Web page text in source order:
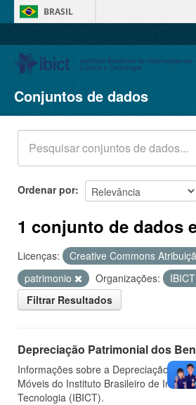
BRASIL
Conjuntos de dados
Organizações
Grupos
Sobre
Conjuntos de dados
Ordenar por
1 conjunto de dados
Licenças: Creative Commons
patrimonio
Organizações:
IBICT
Filtrar Resultados
Depreciação Patrimonial dos
Informações sobre a Depreciação
Móveis do Instituto Brasileiro de
Tecnologia (IBICT).